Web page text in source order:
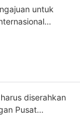
untuk
diserahkan
Pusat